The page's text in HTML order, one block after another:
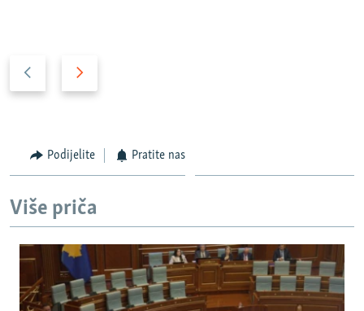
n
i
d
s
l
a
j
d
Podijelite Pratite nas
Više priča